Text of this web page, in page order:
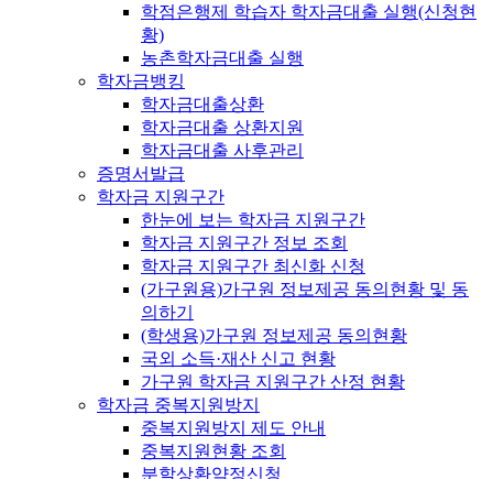
학점은행제 학습자 학자금대출 실행(신청현
황)
농촌학자금대출 실행
학자금뱅킹
학자금대출상환
학자금대출 상환지원
학자금대출 사후관리
증명서발급
학자금 지원구간
한눈에 보는 학자금 지원구간
학자금 지원구간 정보 조회
학자금 지원구간 최신화 신청
(가구원용)가구원 정보제공 동의현황 및 동
의하기
(학생용)가구원 정보제공 동의현황
국외 소득·재산 신고 현황
가구원 학자금 지원구간 산정 현황
학자금 중복지원방지
중복지원방지 제도 안내
중복지원현황 조회
분할상환약정신청